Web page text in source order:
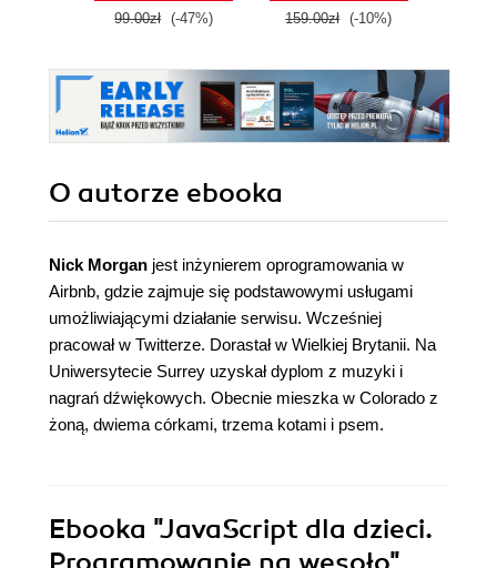
99.00zł (-47%) 159.00zł (-10%)
O autorze ebooka
Nick Morgan jest inżynierem oprogramowania w
Airbnb, gdzie zajmuje się podstawowymi usługami
umożliwiającymi działanie serwisu. Wcześniej
pracował w Twitterze. Dorastał w Wielkiej Brytanii. Na
Uniwersytecie Surrey uzyskał dyplom z muzyki i
nagrań dźwiękowych. Obecnie mieszka w Colorado z
żoną, dwiema córkami, trzema kotami i psem.
Ebooka "JavaScript dla dzieci.